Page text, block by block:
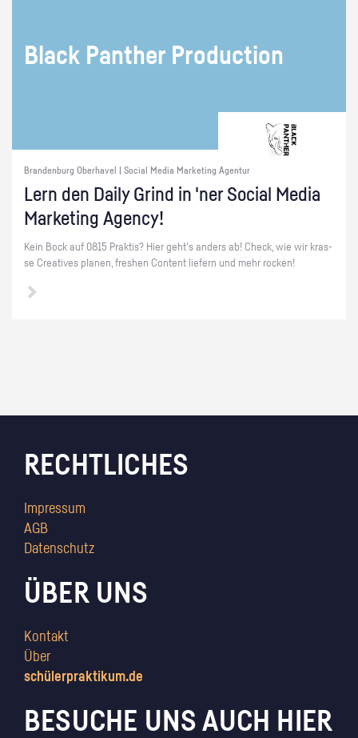
Black Pan­ther Pro­duc­tion
Brandenburg Oberhavel | Social Media Marketing Agentur
Lern den Daily Grind in 'ner So­ci­al Media
Mar­ke­ting Agen­cy!
Kein Bock auf 0815 Prak­tis? Hier geht's an­ders ab! Check, wie wir kras­
se Crea­ti­ves pla­nen, fres­hen Con­tent lie­fern und mehr ro­cken!
RECHTLICHES
Impressum
AGB
Datenschutz
ÜBER UNS
Kontakt
Über
schülerpraktikum.de
BESUCHE UNS AUCH HIER